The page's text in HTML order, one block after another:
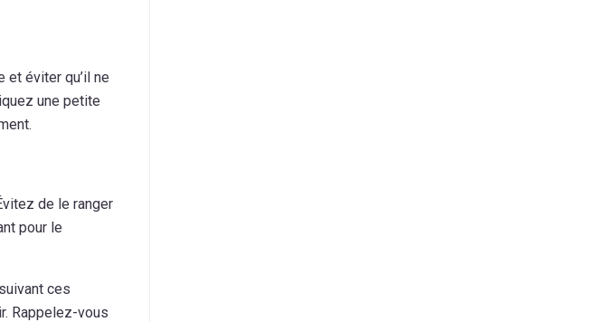
et éviter qu’il ne
une petite
de le ranger
pour le
ces
Rappelez-vous